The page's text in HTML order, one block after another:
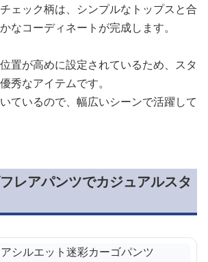
ェック柄は、シンプルなトップスと合
なコーディネートが完成します。
置が高めに設定されているため、スタ
秀なアイテムです。
ているので、幅広いシーンで活躍して
レアパンツでカジュアルスタ